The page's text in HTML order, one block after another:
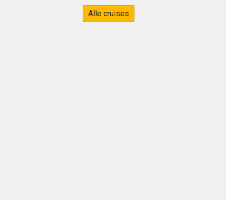
Alle cruises